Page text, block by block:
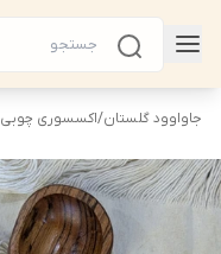
جاواوود گلستان/اکسسوری چوبی